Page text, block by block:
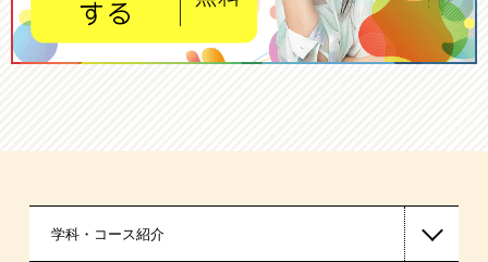
学科・コース紹介